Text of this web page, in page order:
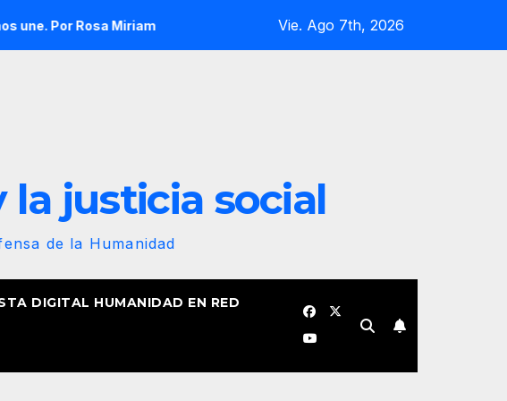
Rosa Miriam Elizalde ¡Nuestra bandera revolucionaria no se plegará
Vie. Ago 7th, 2026
la justicia social
de la Humanidad
DIGITAL HUMANIDAD EN RED